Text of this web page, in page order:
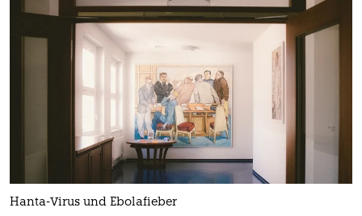
Hanta-Virus und Ebolafieber